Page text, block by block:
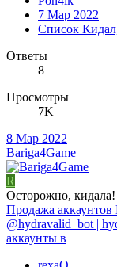
7 Мар 2022
Список
Ответы
8
Просмотры
7K
8 Мар 2022
Bariga4Game
R
Осторожно, кидала!
Продажа
@hydravalid_bot |
аккаунты в